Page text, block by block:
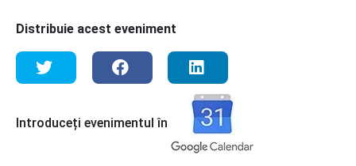
Distribuie acest eveniment
Introduceți evenimentul în